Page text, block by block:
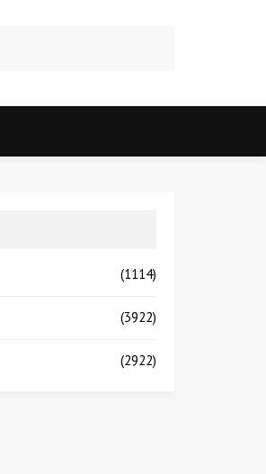
(1114)
(3922)
(2922)